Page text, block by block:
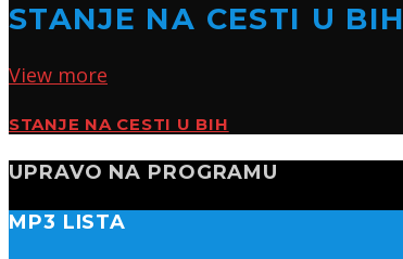
STANJE NA CESTI U BIH
View more
STANJE NA CESTI U BIH
UPRAVO NA PROGRAMU
MP3 LISTA